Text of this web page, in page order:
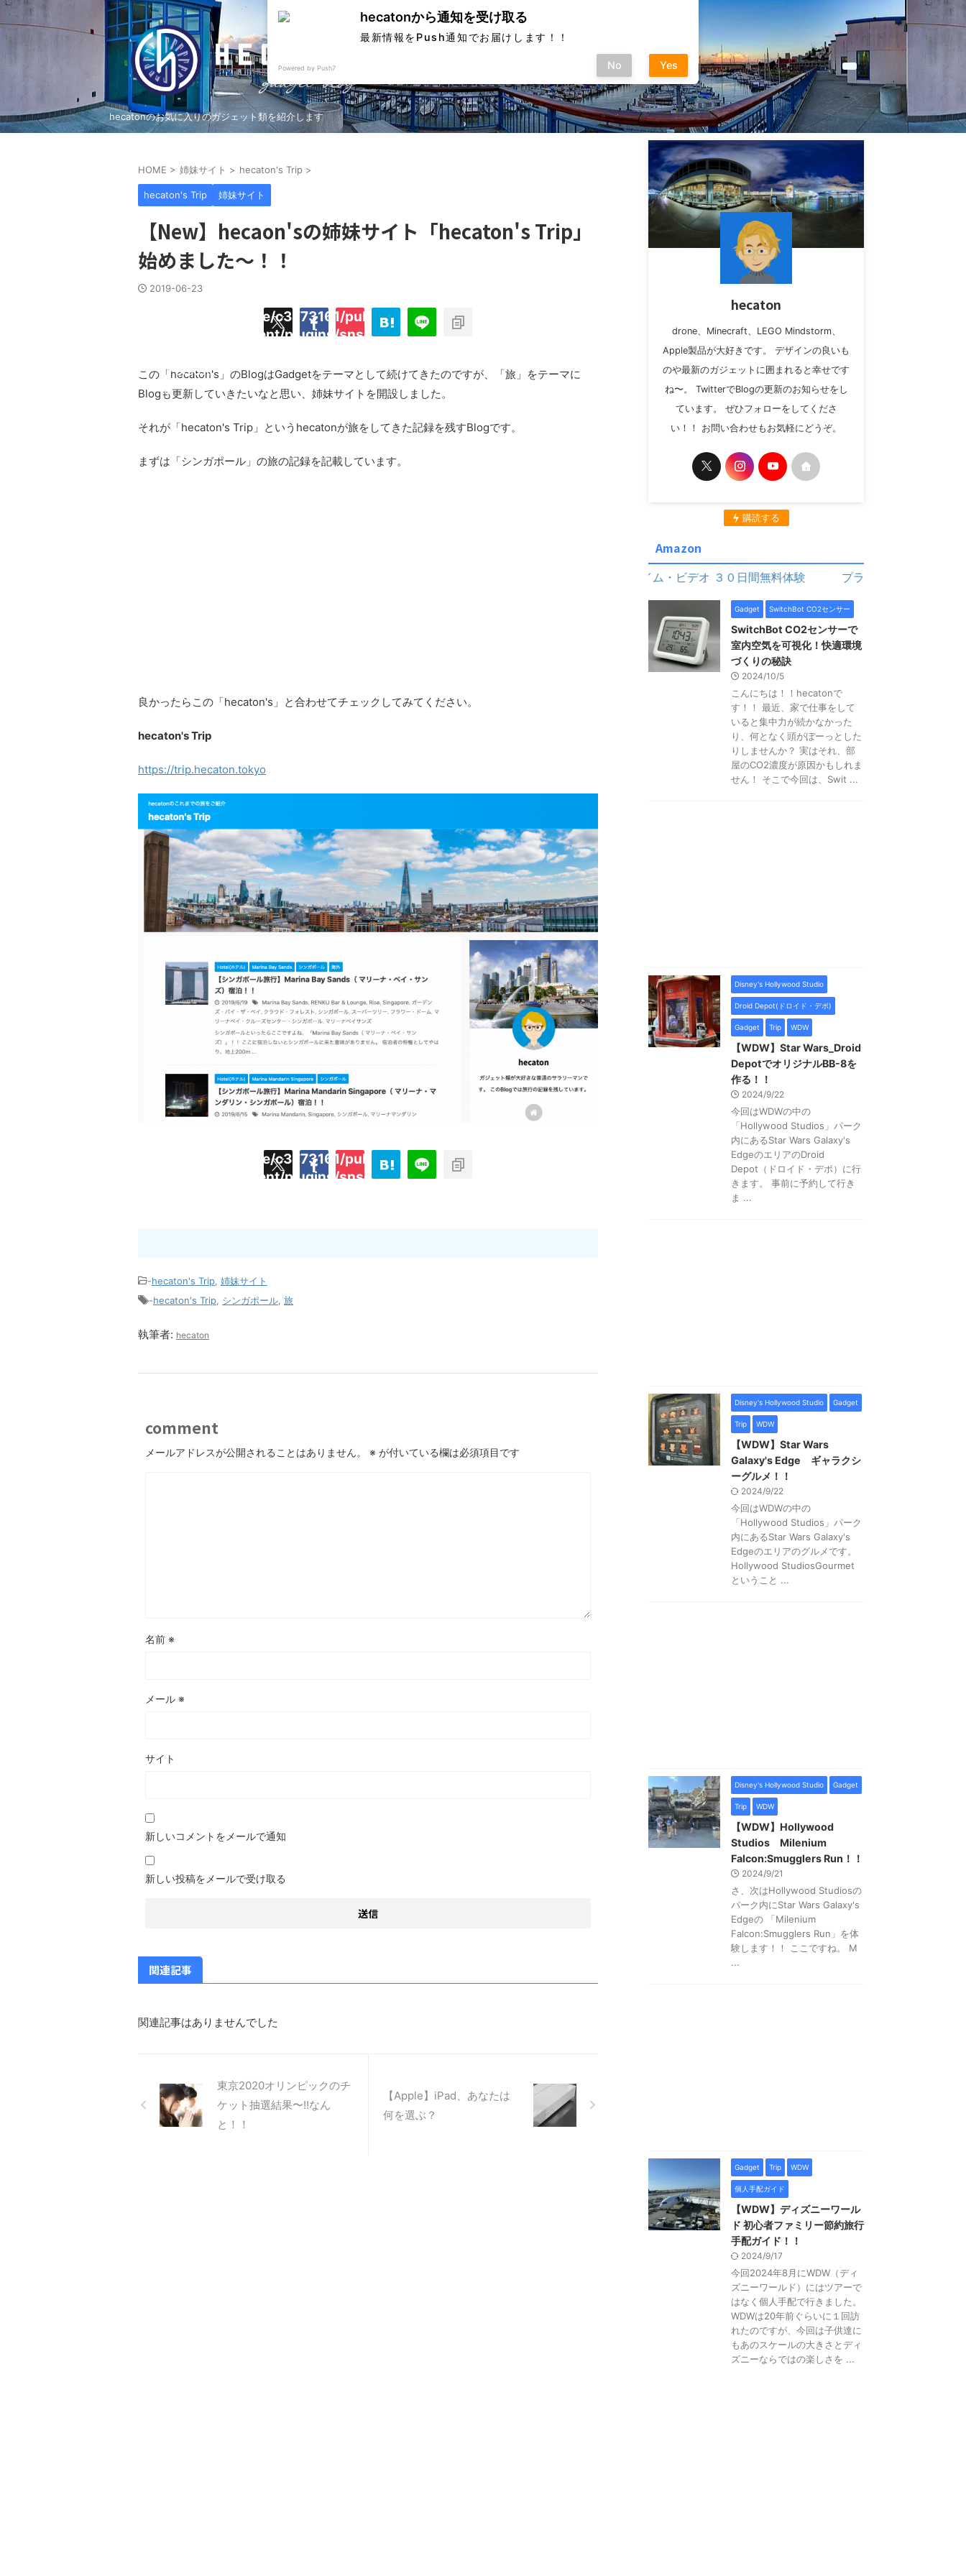
hecatonのお気に入りのガジェット類を紹介します
HOME > 姉妹サイト > hecaton's Trip >
hecaton's Trip 姉妹サイト
【New】hecaon'sの姉妹サイト「hecaton's Trip」
始めました〜！！
2019-06-23
"Pocket"
in
/home/c3773161/public_html/hecaton.tokyo/wp-
content/plugins/sns-count-cache/sns-count-
この「hecaton's」のBlogはGadgetをテーマとして続けてきたのですが、「旅」をテーマに
Blogも更新していきたいなと思い、姉妹サイトを開設しました。
それが「hecaton's Trip」というhecatonが旅をしてきた記録を残すBlogです。
まずは「シンガポール」の旅の記録を記載しています。
良かったらこの「hecaton's」と合わせてチェックしてみてください。
hecaton's Trip
https://trip.hecaton.tokyo
/home/c3773161/public_html/hecaton.tokyo/wp-
content/plugins/sns-count-cache/sns-count-
-hecaton's Trip 姉妹サイト
-hecaton's Trip シンガポール 旅
執筆者: hecaton
comment
メールアドレスが公開されることはありません。 ※ が付いている欄は必須項目です
名前 ※
メール ※
サイト
新しいコメントをメールで通知
新しい投稿をメールで受け取る
関連記事
関連記事はありませんでした
東京2020オリンピックのチ
ケット抽選結果〜!!なん
と！！
【Apple】iPad、あなたは
何を選ぶ？
hecaton
drone、Minecraft、LEGO Mindstorm、
Apple製品が大好きです。 デザインの良いも
のや最新のガジェットに囲まれると幸せです
ね〜。 TwitterでBlogの更新のお知らせをし
ています。 ぜひフォローをしてくださ
い！！ お問い合わせもお気軽にどうぞ。
購読する
Amazon
プライム・ビデオ ３０日間無料体験 プライム・ビデオ ３０日間無
Gadget SwitchBot CO2センサー
SwitchBot CO2センサーで
室内空気を可視化！快適環境
づくりの秘訣
2024/10/5
こんにちは！！hecatonで
す！！ 最近、家で仕事をして
いると集中力が続かなかった
り、何となく頭がぼーっとした
りしませんか？ 実はそれ、部
屋のCO2濃度が原因かもしれま
せん！ そこで今回は、Swit ...
Disney's Hollywood Studio
Droid Depot(ドロイド・デポ)
Gadget Trip WDW
【WDW】Star Wars_Droid
DepotでオリジナルBB-8を
作る！！
2024/9/22
今回はWDWの中の
「Hollywood Studios」パーク
内にあるStar Wars Galaxy's
EdgeのエリアのDroid
Depot（ドロイド・デポ）に行
きます。 事前に予約して行き
ま ...
Disney's Hollywood Studio Gadget
Trip WDW
【WDW】Star Wars
Galaxy's Edge ギャラクシ
ーグルメ！！
2024/9/22
今回はWDWの中の
「Hollywood Studios」パーク
内にあるStar Wars Galaxy's
Edgeのエリアのグルメです。
Hollywood StudiosGourmet
ということ ...
Disney's Hollywood Studio Gadget
Trip WDW
【WDW】Hollywood
Studios Milenium
Falcon:Smugglers Run！！
2024/9/21
さ、次はHollywood Studiosの
パーク内にStar Wars Galaxy's
Edgeの 「Milenium
Falcon:Smugglers Run」を体
験します！！ ここですね。 M
...
Gadget Trip WDW
個人手配ガイド
【WDW】ディズニーワール
ド 初心者ファミリー節約旅行
手配ガイド！！
2024/9/17
今回2024年8月にWDW（ディ
ズニーワールド）にはツアーで
はなく個人手配で行きました。
WDWは20年前ぐらいに１回訪
れたのですが、今回は子供達に
もあのスケールの大きさとディ
ズニーならではの楽しさを ...
hecatonから通知を受け取る
最新情報をPush通知でお届けします！！
Powered by Push7 No Yes